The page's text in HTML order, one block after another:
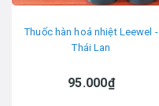
Thuốc hàn hoá nhiệt Leewel -
Thái Lan
95.000₫